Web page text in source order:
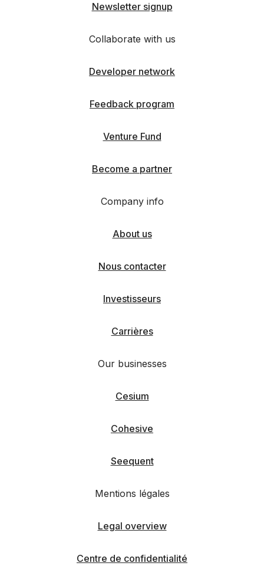
Newsletter signup
Collaborate with us
Developer network
Feedback program
Venture Fund
Become a partner
Company info
About us
Nous contacter
Investisseurs
Carrières
Our businesses
Cesium
Cohesive
Seequent
Mentions légales
Legal overview
Centre de confidentialité